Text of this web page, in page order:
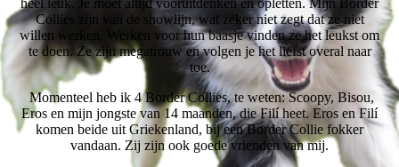
heel leuk. Je moet altijd vooruitdenken en opletten. Mijn Border
Collies zijn van de showlijn, wat zeker niet zegt dat ze niet
willen werken. Werken voor hun baasje vinden ze het leukst om
te doen. Ze zijn megatrouw en volgen je het liefst overal naar
toe.
Momenteel heb ik 4 Border Collies, te weten: Scoopy, Bisou,
Eros en mijn jongste van 14 maanden, die Filí heet. Eros en Filí
komen beide uit Griekenland, bij een Border Collie fokker
vandaan. Zij zijn ook goede vrienden van mij.